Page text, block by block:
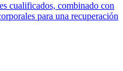
cualificados, combinado con
para una recuperación